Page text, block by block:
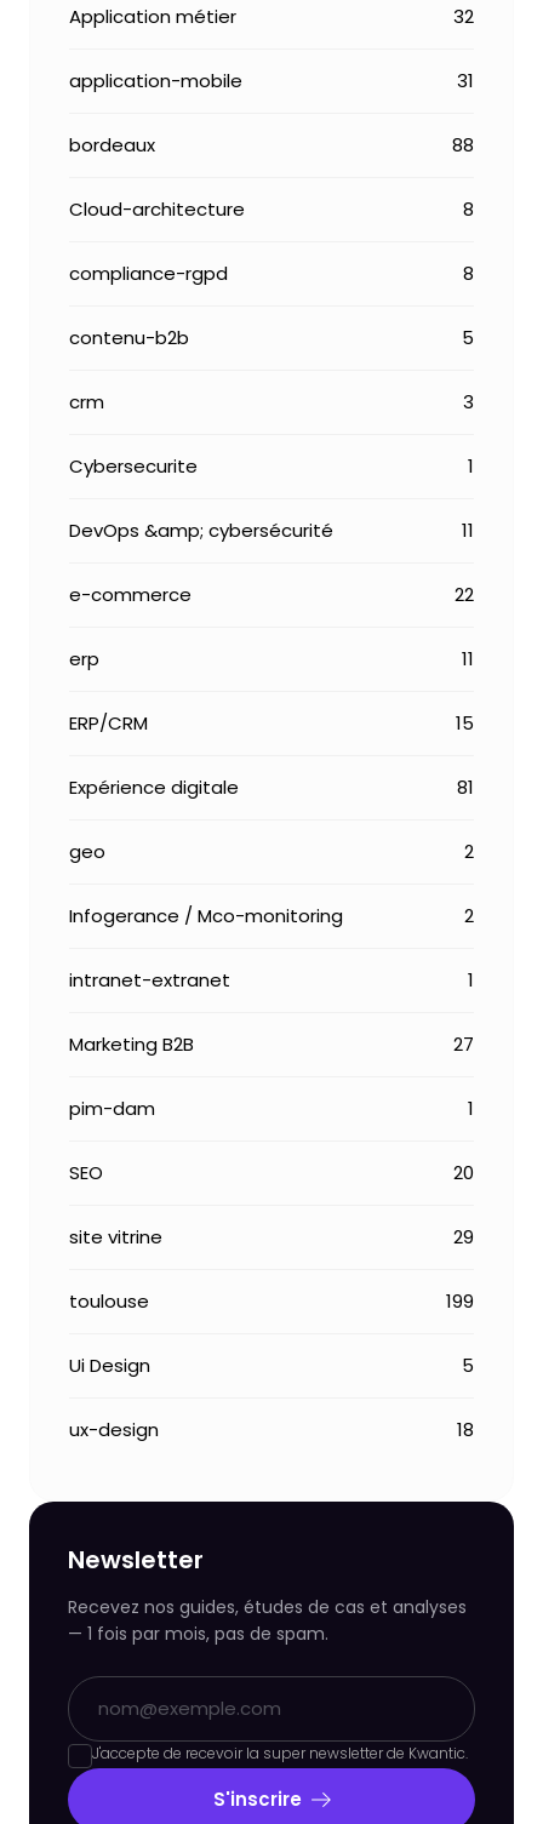
Application métier 32
application-mobile 31
bordeaux 88
Cloud-architecture 8
compliance-rgpd 8
contenu-b2b 5
crm 3
Cybersecurite 1
DevOps &amp; cybersécurité 11
e-commerce 22
erp 11
ERP/CRM 15
Expérience digitale 81
geo 2
Infogerance / Mco-monitoring 2
intranet-extranet 1
Marketing B2B 27
pim-dam 1
SEO 20
site vitrine 29
toulouse 199
Ui Design 5
ux-design 18
Newsletter
Recevez nos guides, études de cas et analyses
— 1 fois par mois, pas de spam.
J'accepte de recevoir la super newsletter de Kwantic.
S'inscrire